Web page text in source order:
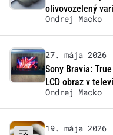
olivovozelený
Ondrej Macko
27. mája 2026
Sony Bravia:
LCD obraz v
Ondrej Macko
19. mája 2026